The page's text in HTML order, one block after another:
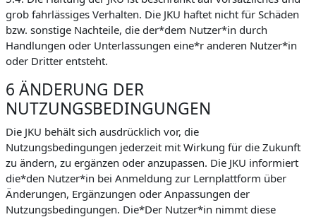
grob fahrlässiges Verhalten. Die JKU haftet nicht für Schäden
bzw. sonstige Nachteile, die der*dem Nutzer*in durch
Handlungen oder Unterlassungen eine*r anderen Nutzer*in
oder Dritter entsteht.
6 ÄNDERUNG DER
NUTZUNGSBEDINGUNGEN
Die JKU behält sich ausdrücklich vor, die
Nutzungsbedingungen jederzeit mit Wirkung für die Zukunft
zu ändern, zu ergänzen oder anzupassen. Die JKU informiert
die*den Nutzer*in bei Anmeldung zur Lernplattform über
Änderungen, Ergänzungen oder Anpassungen der
Nutzungsbedingungen. Die*Der Nutzer*in nimmt diese